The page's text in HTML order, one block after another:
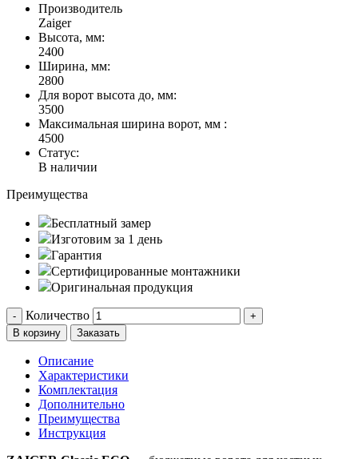
Производитель
Zaiger
Высота, мм:
2400
Ширина, мм:
2800
Для ворот высота до, мм:
3500
Максимальная ширина ворот, мм :
4500
Статус:
В наличии
Преимущества
Бесплатный замер
Изготовим за 1 день
Гарантия
Сертифицированные монтажники
Оригинальная продукция
- Количество
+
В корзину
Заказать
Описание
Характеристики
Комплектация
Дополнительно
Преимущества
Инструкция